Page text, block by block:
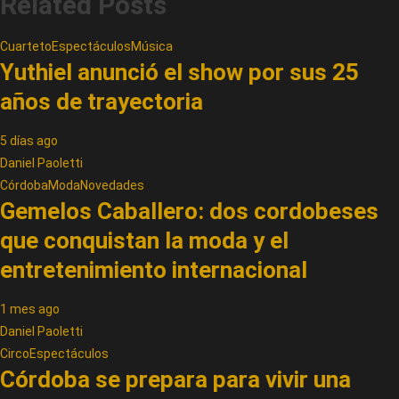
CuartetoEspectáculosMúsica
Yuthiel anunció el show por sus 25
años de trayectoria
5 días ago
Daniel Paoletti
CórdobaModaNovedades
Gemelos Caballero: dos cordobeses
que conquistan la moda y el
entretenimiento internacional
1 mes ago
Daniel Paoletti
CircoEspectáculos
Córdoba se prepara para vivir una